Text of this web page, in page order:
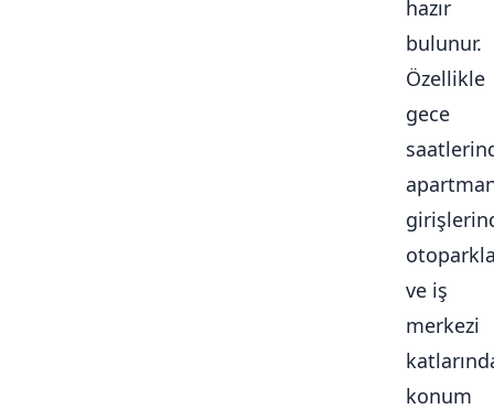
hazır
bulunur.
Özellikle
gece
ve iş
merkezi
konum